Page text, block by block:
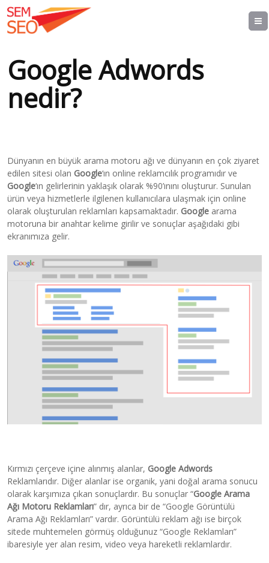
Google Adwords
nedir?
Dünyanın en büyük arama motoru ağı ve dünyanın en çok ziyaret
edilen sitesi olan Google‘ın online reklamcılık programıdır ve
Google‘ın gelirlerinin yaklaşık olarak %90’ınını oluşturur. Sunulan
ürün veya hizmetlerle ilgilenen kullanıcılara ulaşmak için online
olarak oluşturulan reklamları kapsamaktadır. Google arama
motoruna bir anahtar kelime girilir ve sonuçlar aşağıdaki gibi
ekranımıza gelir.
Kırmızı çerçeve içine alınmış alanlar, Google Adwords
Reklamlarıdır. Diğer alanlar ise organik, yani doğal arama sonucu
olarak karşımıza çıkan sonuçlardır. Bu sonuçlar “Google Arama
Ağı Motoru Reklamları” dır, ayrıca bir de “Google Görüntülü
Arama Ağı Reklamları” vardır. Görüntülü reklam ağı ise birçok
sitede muhtemelen görmüş olduğunuz “Google Reklamları”
ibaresiyle yer alan resim, video veya hareketli reklamlardır.